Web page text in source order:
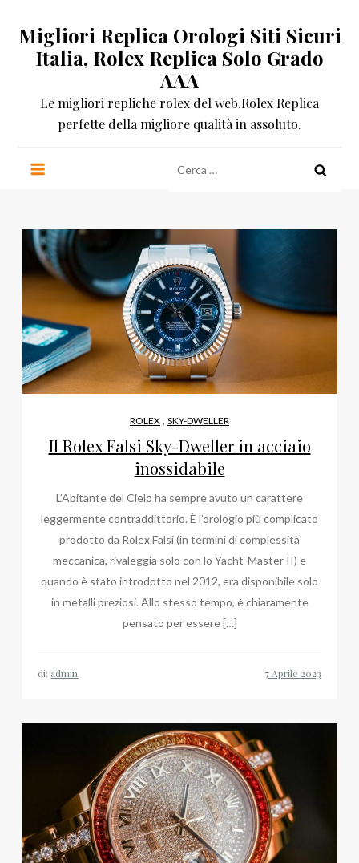
contenuto
Migliori Replica Orologi Siti Sicuri
Italia, Rolex Replica Solo Grado
AAA
Le migliori repliche rolex del web.Rolex Replica
perfette della migliore qualità in assoluto.
per:
ROLEX , SKY-DWELLER
Il Rolex Falsi Sky-Dweller in acciaio
inossidabile
L’Abitante del Cielo ha sempre avuto un carattere
leggermente contraddittorio. È l’orologio più complicato
prodotto da Rolex Falsi (in termini di complessità
meccanica, rivaleggia solo con lo Yacht-Master II) e
quando è stato introdotto nel 2012, era disponibile solo
in metalli preziosi. Allo stesso tempo, è chiaramente
pensato per essere […]
di: admin